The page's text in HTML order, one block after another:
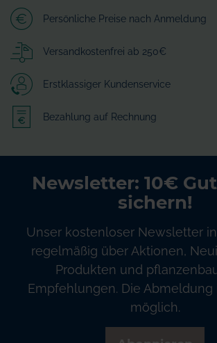
Persönliche Preise nach Anmeldung
Versandkostenfrei ab 250€
Erstklassiger Kundenservice
Bezahlung auf Rechnung
Newsletter: 10€
sichern!
Unser kostenloser Newsletter
regelmäßig über Aktionen,
Produkten und
Empfehlungen. Die Abmeldung
möglich.